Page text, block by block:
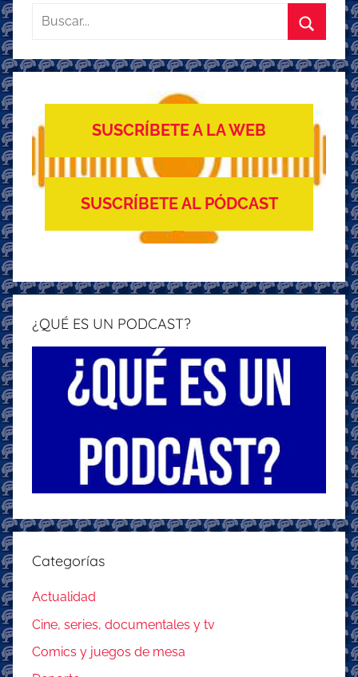
Buscar:
Buscar
SUSCRÍBETE A LA WEB
SUSCRÍBETE AL PÓDCAST
¿QUÉ ES UN PODCAST?
Categorías
Actualidad
Cine, series, documentales y tv
Comics y juegos de mesa